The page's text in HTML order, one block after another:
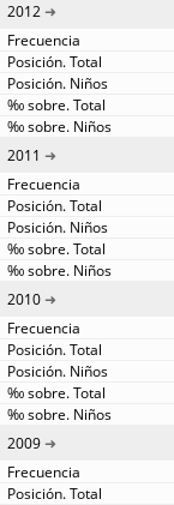
2012
2011
2010
2009